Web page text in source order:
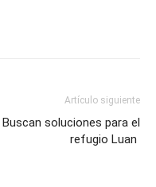
Artículo siguiente
Buscan soluciones para el
refugio Luan